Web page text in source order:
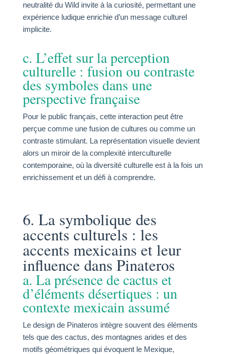
neutralité du Wild invite à la curiosité, permettant une
expérience ludique enrichie d’un message culturel
implicite.
c. L’effet sur la perception
culturelle : fusion ou contraste
des symboles dans une
perspective française
Pour le public français, cette interaction peut être
perçue comme une fusion de cultures ou comme un
contraste stimulant. La représentation visuelle devient
alors un miroir de la complexité interculturelle
contemporaine, où la diversité culturelle est à la fois un
enrichissement et un défi à comprendre.
6. La symbolique des
accents culturels : les
accents mexicains et leur
influence dans Pinateros
a. La présence de cactus et
d’éléments désertiques : un
contexte mexicain assumé
Le design de Pinateros intègre souvent des éléments
tels que des cactus, des montagnes arides et des
motifs géométriques qui évoquent le Mexique,